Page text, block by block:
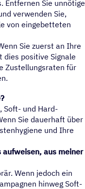
Entfernen Sie unnötige
verwenden Sie,
von eingebetteten
Sie zuerst an Ihre
dies positive Signale
Zustellungsraten für
Soft- und Hard-
Sie dauerhaft über
und Ihre
aus meiner
Wenn jedoch ein
hinweg Soft-